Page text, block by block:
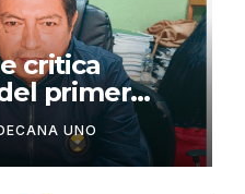
critica
primer
de Keiko
UNO